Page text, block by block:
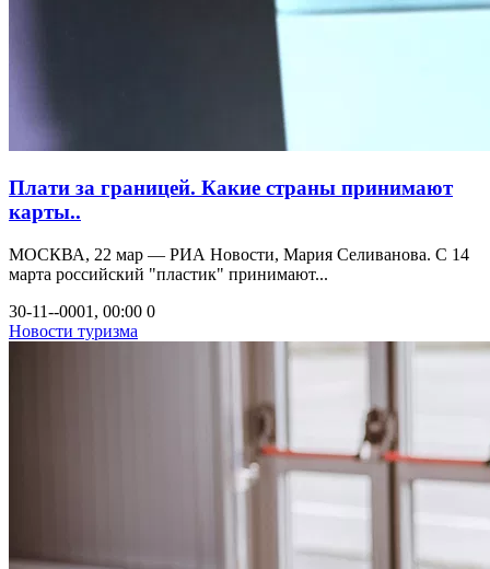
Плати за границей. Какие страны принимают
карты..
МОСКВА, 22 мар — РИА Новости, Мария Селиванова. С 14
марта российский "пластик" принимают...
30-11--0001, 00:00 0
Новости туризма